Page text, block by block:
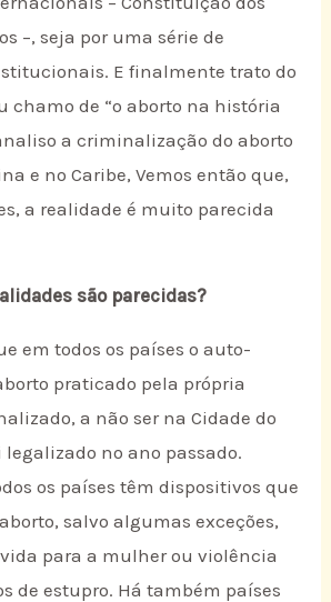
–, seja por uma série de
E finalmente trato do
chamo de “o aborto na história
a criminalização do aborto
e no Caribe, Vemos então que,
a realidade é muito parecida
são parecidas?
em todos os países o auto-
praticado pela própria
a não ser na Cidade do
legalizado no ano passado.
os países têm dispositivos que
salvo algumas exceções,
para a mulher ou violência
de estupro. Há também países